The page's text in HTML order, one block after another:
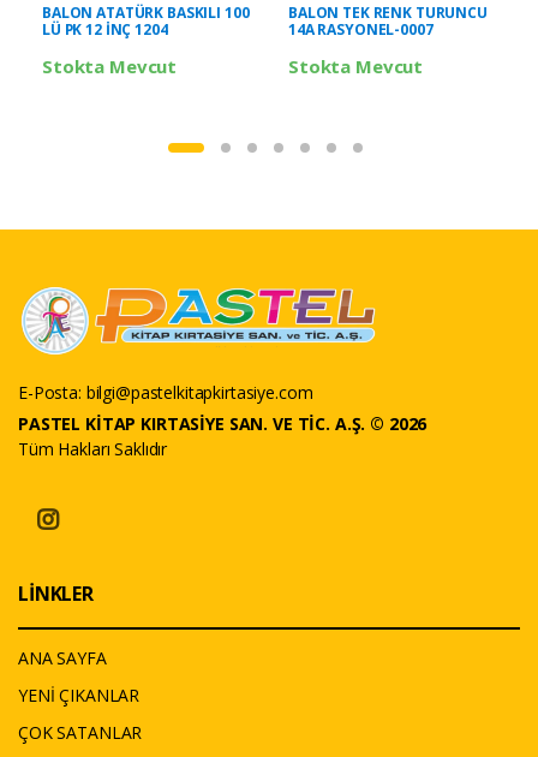
BALON ATATÜRK BASKILI 100
LÜ PK 12 İNÇ 1204
Stokta Mevcut
BALON TEK RENK TURUNCU
14A RASYONEL-0007
Stokta Mevcut
E-Posta: bilgi@pastelkitapkirtasiye.com
PASTEL KİTAP KIRTASİYE SAN. VE TİC. A.Ş. © 2026
Tüm Hakları Saklıdır
LİNKLER
ANA SAYFA
YENİ ÇIKANLAR
ÇOK SATANLAR